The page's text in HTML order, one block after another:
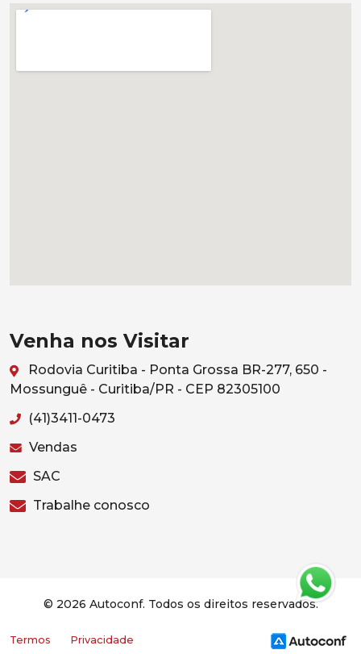
Venha nos Visitar
Rodovia Curitiba - Ponta Grossa BR-277, 650 -
Mossunguê - Curitiba/PR - CEP 82305100
(41)3411-0473
Vendas
SAC
Trabalhe conosco
© 2026 Autoconf. Todos os direitos reservados.
Termos Privacidade